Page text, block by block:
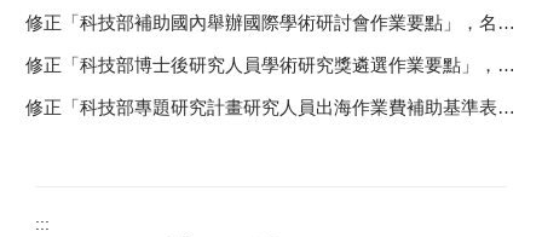
修正「科技部補助國內舉辦國際學術研討會作業要點」，名稱並修正為「國家科學及技術委員會補助國內舉辦國際學術研討會作業要點」，並自即日生效
修正「科技部博士後研究人員學術研究獎遴選作業要點」，名稱並修正為「國家科學及技術委員會博士後研究人員學術研究獎遴選作業要點」，並自即日生效
修正「科技部專題研究計畫研究人員出海作業費補助基準表」為「國家科學及技術委員會專題研究計畫研究人員出海作業費補助基準表」，並溯自111年7月27日起生效
:::